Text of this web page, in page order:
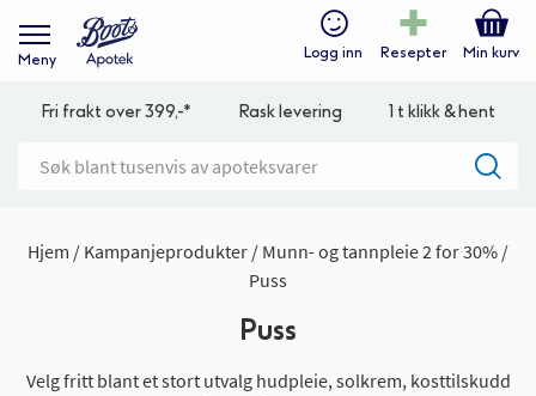
Meny Logg inn Resepter Min kurv
Fri frakt over 399,-* Rask levering 1 t klikk & hent
Hjem Kampanjeprodukter
Munn- og tannpleie 2 for 30%
Puss
Puss
Velg fritt blant et stort utvalg hudpleie, solkrem, kosttilskudd